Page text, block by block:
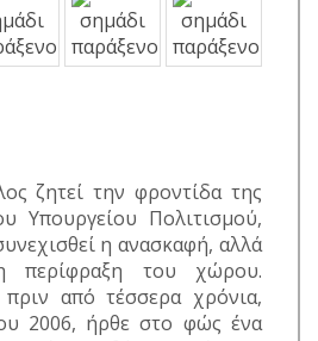
ζητεί την φροντίδα της
Υπουργείου Πολιτισμού,
η ανασκαφή, αλλά
περίφραξη του χώρου.
πριν από τέσσερα χρόνια,
2006, ήρθε στο φώς ένα